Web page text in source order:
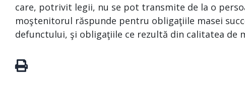
care, potrivit legii, nu se pot transmite de la o
moştenitorul răspunde pentru obligaţiile masei
defunctului, şi obligaţiile ce rezultă din calitatea de